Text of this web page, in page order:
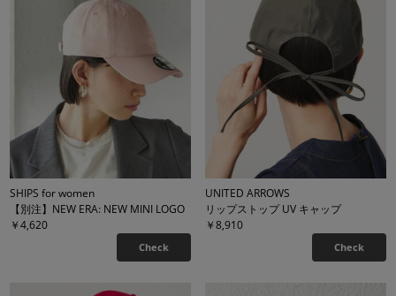
SHIPS for women
【別注】NEW ERA: NEW MINI LOGO
￥4,620
Check
UNITED ARROWS
リップストップ UV キャップ
￥8,910
Check